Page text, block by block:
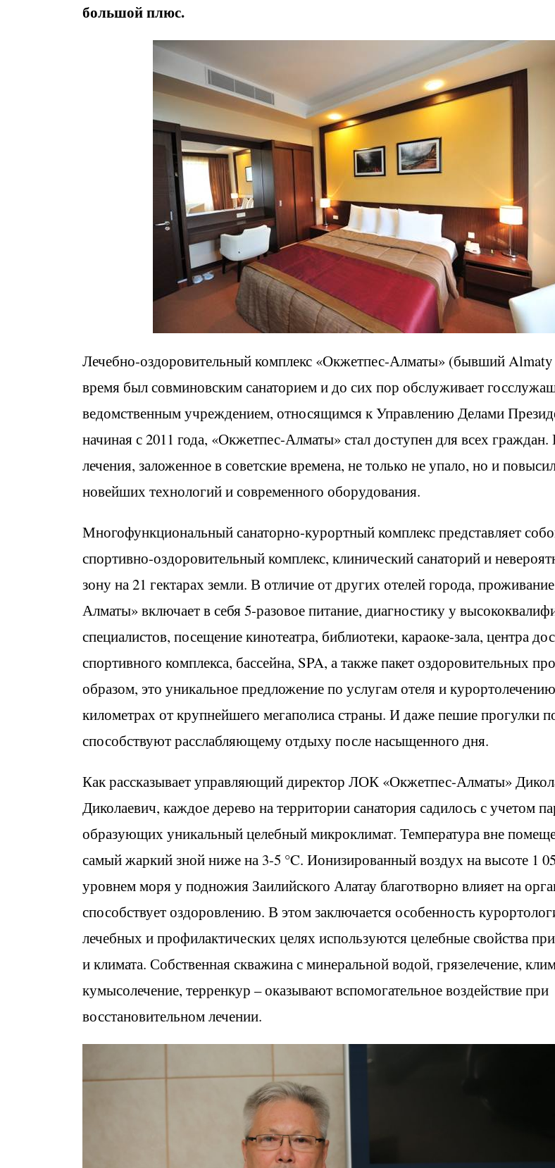
большой плюс.
Лечебно-оздоровительный комплекс «Окжетпес-Алматы» (бывший Almaty
время был совминовским санаторием и до сих пор обслуживает
ведомственным учреждением, относящимся к Управлению Делами
начиная с 2011 года, «Окжетпес-Алматы» стал доступен для всех граждан.
лечения, заложенное в советские времена, не только не упало, но и
новейших технологий и современного оборудования.
Многофункциональный санаторно-курортный комплекс представляет
спортивно-оздоровительный комплекс, клинический санаторий и
зону на 21 гектарах земли. В отличие от других отелей города,
Алматы» включает в себя 5-разовое питание, диагностику у
специалистов, посещение кинотеатра, библиотеки, караоке-зала, центра
спортивного комплекса, бассейна, SPA, а также пакет оздоровительных
образом, это уникальное предложение по услугам отеля и
километрах от крупнейшего мегаполиса страны. И даже пешие прогулки
способствуют расслабляющему отдыху после насыщенного дня.
Как рассказывает управляющий директор ЛОК «Окжетпес-Алматы»
Диколаевич, каждое дерево на территории санатория садилось с учетом
образующих уникальный целебный микроклимат. Температура вне
самый жаркий зной ниже на 3-5 °C. Ионизированный воздух на высоте 1
уровнем моря у подножия Заилийского Алатау благотворно влияет на
способствует оздоровлению. В этом заключается особенность
лечебных и профилактических целях используются целебные свойства
и климата. Собственная скважина с минеральной водой, грязелечение,
кумысолечение, терренкур – оказывают вспомогательное воздействие при
восстановительном лечении.